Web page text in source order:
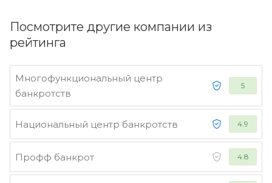
Посмотрите другие компании из
рейтинга
Многофункциональный центр
банкротств
5
Национальный центр банкротств 4.9
Профф банкрот 4.8